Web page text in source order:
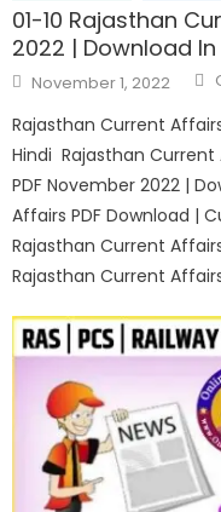
01-10 Rajasthan
2022 | Download In
November 1, 2022
Rajasthan Current
Hindi Rajasthan
PDF November 2022 |
Affairs PDF Download |
Rajasthan Current
Rajasthan Current